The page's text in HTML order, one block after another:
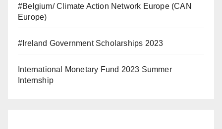
#Belgium/ Climate Action Network Europe (CAN
Europe)
#Ireland Government Scholarships 2023
International Monetary Fund 2023 Summer
Internship